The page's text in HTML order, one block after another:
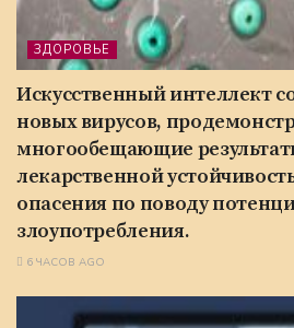
ЗДОРОВЬЕ
Искусственный интеллект
новых вирусов,
многообещающие
лекарственной
опасения по поводу
злоупотребления.
6 ЧАСОВ AGO